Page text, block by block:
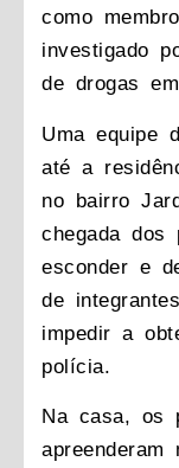
como
investigado
de drogas
Uma equipe
até a
no bairro
chegada dos
esconder e
de
impedir a
polícia.
Na casa, os